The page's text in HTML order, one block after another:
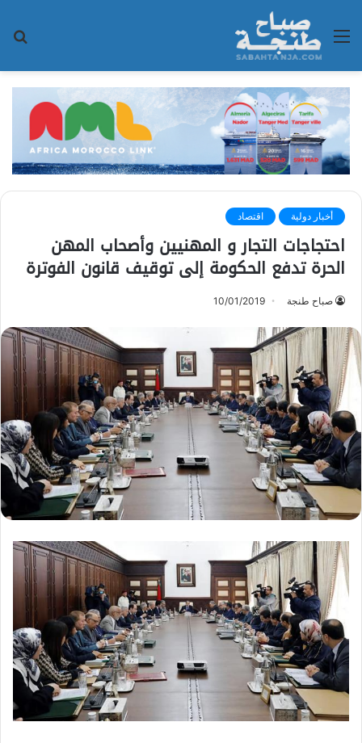
القائمة
أخبار دولية اقتصاد
احتجاجات التجار و المهنيين وأصحاب المهن
الحرة تدفع الحكومة إلى توقيف قانون الفوترة
صباح طنجة 10/01/2019